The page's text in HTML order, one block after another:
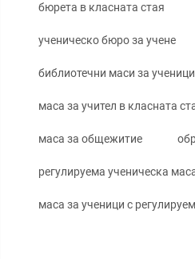
бюрета в класната стая
ученическо бюро за учене
библиотечни маси за ученици
маса за учител в класната
маса за общежитие
регулируема ученическа
маса за ученици с